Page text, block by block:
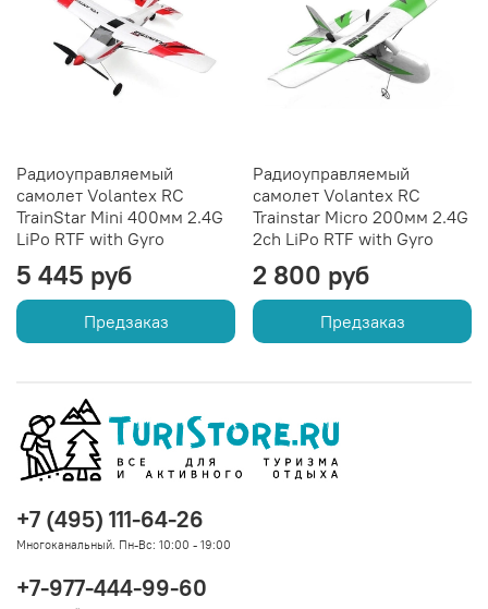
Радиоуправляемый
самолет Volantex RC
TrainStar Mini 400мм 2.4G
LiPo RTF with Gyro
5 445 руб
Предзаказ
Радиоуправляемый
самолет Volantex RC
Trainstar Micro 200мм 2.4G
2ch LiPo RTF with Gyro
2 800 руб
Предзаказ
+7 (495) 111-64-26
Многоканальный. Пн-Вс: 10:00 - 19:00
+7-977-444-99-60